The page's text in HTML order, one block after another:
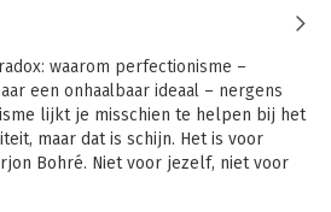
waarom perfectionisme –
een onhaalbaar ideaal – nergens
lijkt je misschien te helpen bij het
maar dat is schijn. Het is voor
Bohré. Niet voor jezelf, niet voor